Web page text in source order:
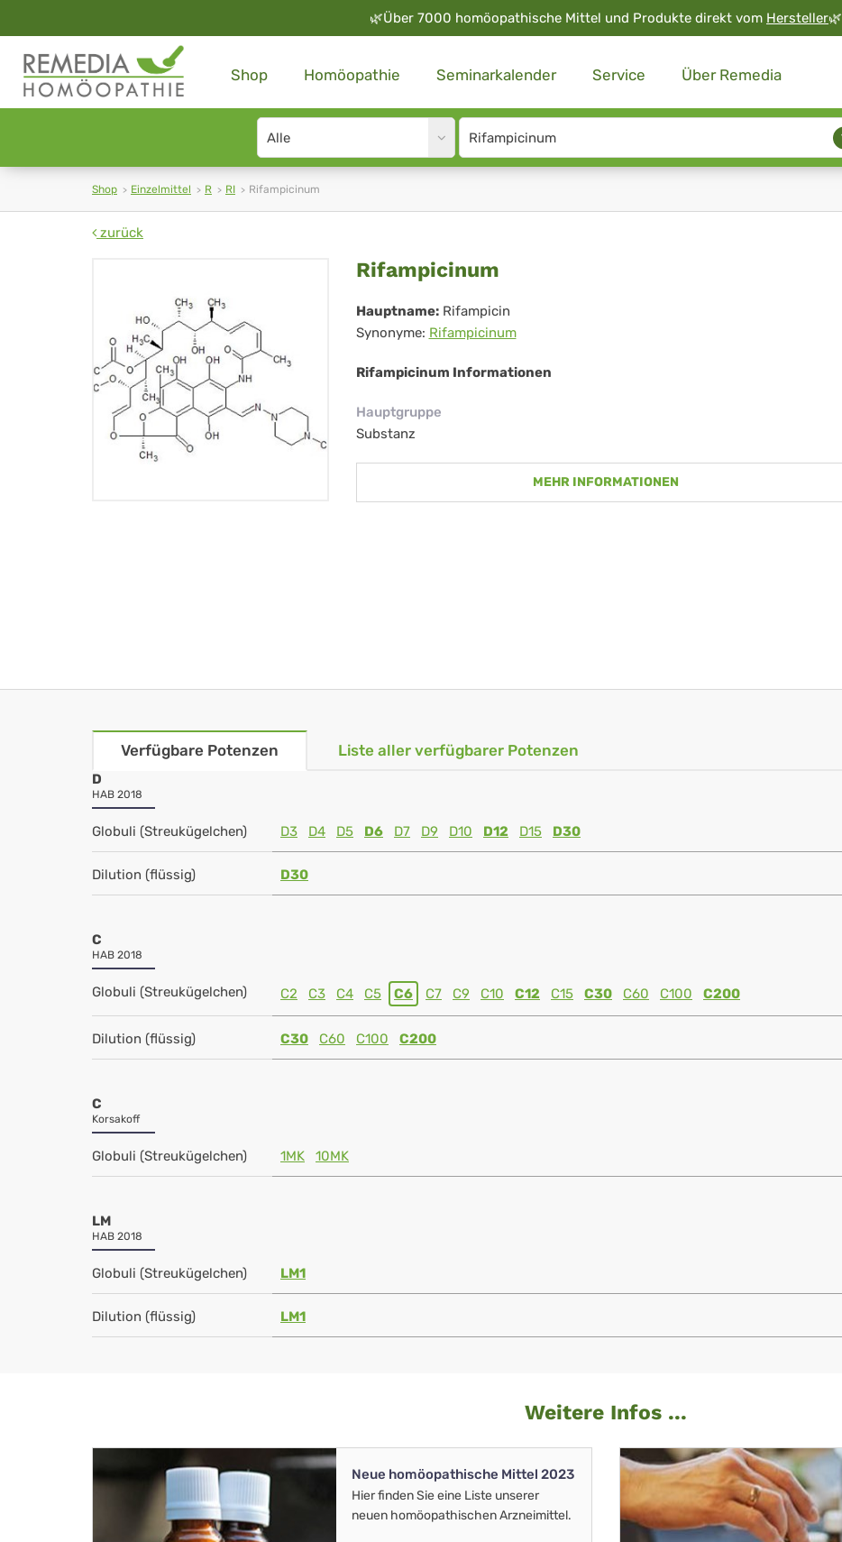
🌿Über 7000 homöopathische Mittel und Produkte direkt vom Hersteller🌿
Shop Homöopathie Seminarkalender Service Über Remedia
Search
type
Site
search
Shop Einzelmittel R RI Rifampicinum
zurück
Rifampicinum
Rifampicinum
Hauptname: Rifampicin
Synonyme: Rifampicinum
Rifampicinum Informationen
Hauptgruppe
Substanz
MEHR INFORMATIONEN
Verfügbare Potenzen Liste aller verfügbarer Potenzen
D
HAB 2018
Globuli (Streukügelchen) D3 D4 D5 D6 D7 D9 D10 D12 D15 D30
Dilution (flüssig) D30
C
HAB 2018
Globuli (Streukügelchen) C2 C3 C4 C5 C6 C7 C9 C10 C12 C15 C30 C60 C100 C200
Dilution (flüssig) C30 C60 C100 C200
C
Korsakoff
Globuli (Streukügelchen) 1MK 10MK
LM
HAB 2018
Globuli (Streukügelchen) LM1
Dilution (flüssig) LM1
Weitere Infos ...
Neue homöopathische Mittel 2023
Hier finden Sie eine Liste unserer
neuen homöopathischen Arzneimittel.